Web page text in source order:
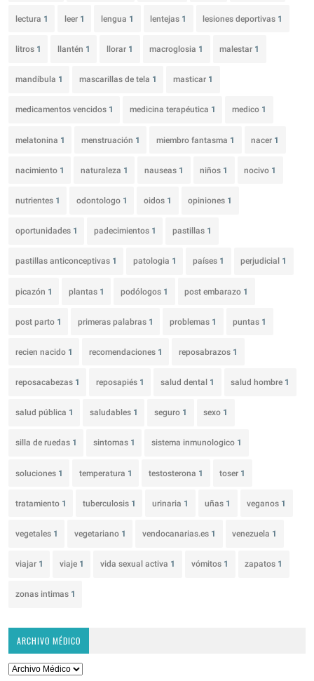
lectura 1 leer 1 lengua 1 lentejas 1 lesiones deportivas 1
litros 1 llantén 1 llorar 1 macroglosia 1 malestar 1
mandíbula 1 mascarillas de tela 1 masticar 1
medicamentos vencidos 1 medicina terapéutica 1 medico 1
melatonina 1 menstruación 1 miembro fantasma 1 nacer 1
nacimiento 1 naturaleza 1 nauseas 1 niños 1 nocivo 1
nutrientes 1 odontologo 1 oidos 1 opiniones 1
oportunidades 1 padecimientos 1 pastillas 1
pastillas anticonceptivas 1 patologia 1 países 1 perjudicial 1
picazón 1 plantas 1 podólogos 1 post embarazo 1
post parto 1 primeras palabras 1 problemas 1 puntas 1
recien nacido 1 recomendaciones 1 reposabrazos 1
reposacabezas 1 reposapiés 1 salud dental 1 salud hombre 1
salud pública 1 saludables 1 seguro 1 sexo 1
silla de ruedas 1 sintomas 1 sistema inmunologico 1
soluciones 1 temperatura 1 testosterona 1 toser 1
tratamiento 1 tuberculosis 1 urinaria 1 uñas 1 veganos 1
vegetales 1 vegetariano 1 vendocanarias.es 1 venezuela 1
viajar 1 viaje 1 vida sexual activa 1 vómitos 1 zapatos 1
zonas intimas 1
ARCHIVO MÉDICO